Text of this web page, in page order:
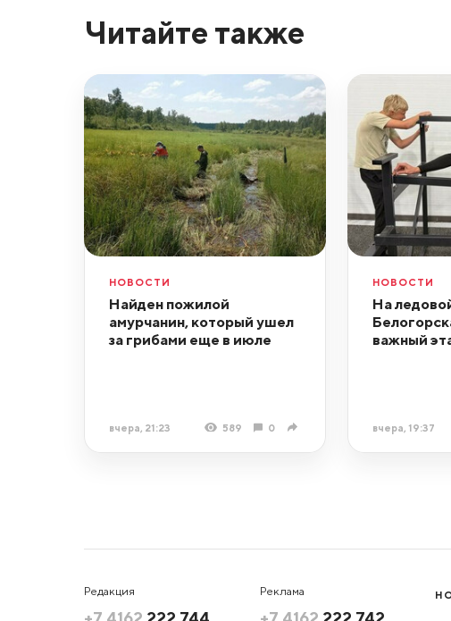
Читайте также
НОВОСТИ
Найден пожилой
амурчанин, который ушел
за грибами еще в июле
вчера, 21:23 589 0
НОВОСТИ
На
важный
вчера, 19:37
Редакция Реклама